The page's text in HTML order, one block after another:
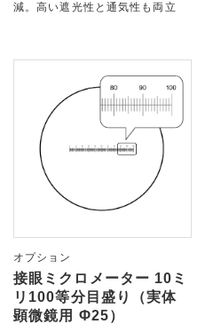
減。高い遮光性と通気性も両立
オプション
接眼ミクロメーター 10ミ
リ100等分目盛り（実体
顕微鏡用 Φ25）